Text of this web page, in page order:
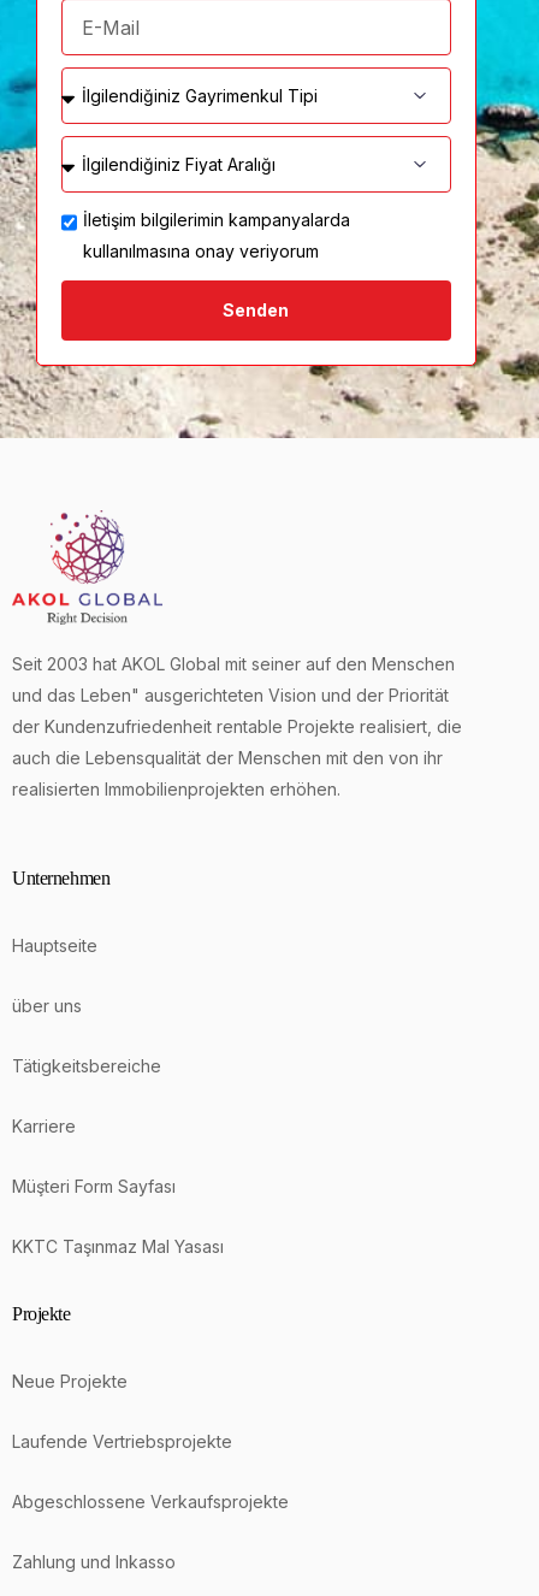
İletişim bilgilerimin kampanyalarda
kullanılmasına onay veriyorum
Senden
Seit 2003 hat AKOL Global mit seiner auf den Menschen
und das Leben" ausgerichteten Vision und der Priorität
der Kundenzufriedenheit rentable Projekte realisiert, die
auch die Lebensqualität der Menschen mit den von ihr
realisierten Immobilienprojekten erhöhen.
Unternehmen
Hauptseite
über uns
Tätigkeitsbereiche
Karriere
Müşteri Form Sayfası
KKTC Taşınmaz Mal Yasası
Projekte
Neue Projekte
Laufende Vertriebsprojekte
Abgeschlossene Verkaufsprojekte
Zahlung und Inkasso